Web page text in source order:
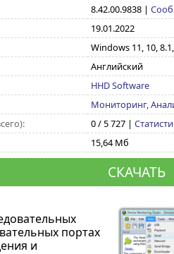
8.42.00.9838|
19.01.2022
Windows 11, 10,
Английский
HHD Software
Мониторинг,
0 / 5 727 |
15,64 Мб
СКАЧАТЬ
портах
и